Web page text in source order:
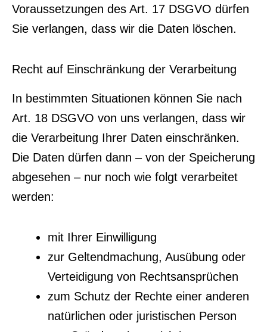
Voraussetzungen des Art. 17 DSGVO dürfen
Sie verlangen, dass wir die Daten löschen.
Recht auf Einschränkung der Verarbeitung
In bestimmten Situationen können Sie nach
Art. 18 DSGVO von uns verlangen, dass wir
die Verarbeitung Ihrer Daten einschränken.
Die Daten dürfen dann – von der Speicherung
abgesehen – nur noch wie folgt verarbeitet
werden:
mit Ihrer Einwilligung
zur Geltendmachung, Ausübung oder
Verteidigung von Rechtsansprüchen
zum Schutz der Rechte einer anderen
natürlichen oder juristischen Person